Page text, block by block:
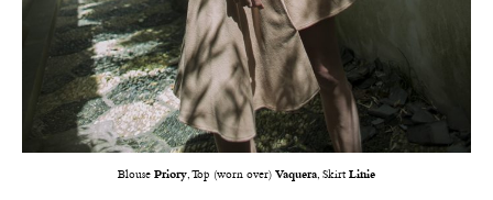
Blouse Priory, Top (worn over) Vaquera, Skirt Linie